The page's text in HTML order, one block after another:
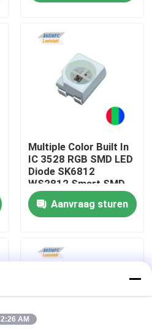
Multiple Color Built In
IC 3528 RGB SMD LED
Diode SK6812
WS2812 Smart SMD
LED voor led strip
Aanvraag sturen
2:26 AM